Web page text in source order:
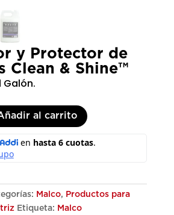
y Protector de
Clean & Shine™
Galón.
al carrito
Malco, Productos para
Etiqueta: Malco